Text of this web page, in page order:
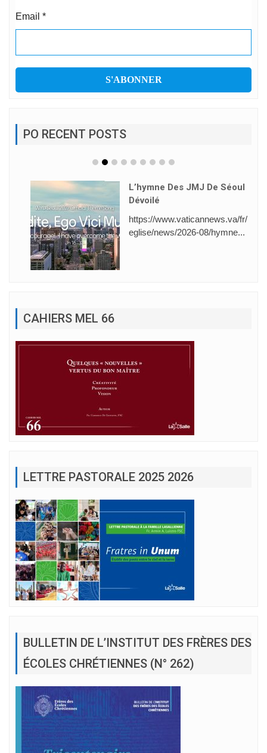
Email *
PO RECENT POSTS
L’hymne Des JMJ De Séoul
Dévoilé
https://www.vaticannews.va/fr/
eglise/news/2026-08/hymne...
CAHIERS MEL 66
LETTRE PASTORALE 2025 2026
BULLETIN DE L’INSTITUT DES FRÈRES DES
ÉCOLES CHRÉTIENNES (N° 262)